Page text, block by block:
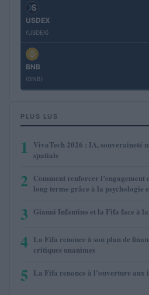
USDEX
(USDEX)
BNB
(BNB)
PLUS LUS
1
VivaTech 2026 : IA, souveraineté
spatiale
2 Comment renforcer l’engagement
long terme grâce à la psychologie
3 Gianni Infantino et la Fifa face à
4 La Fifa renonce à son plan de
critiques unanimes
5 La Fifa renonce à l’ouverture aux